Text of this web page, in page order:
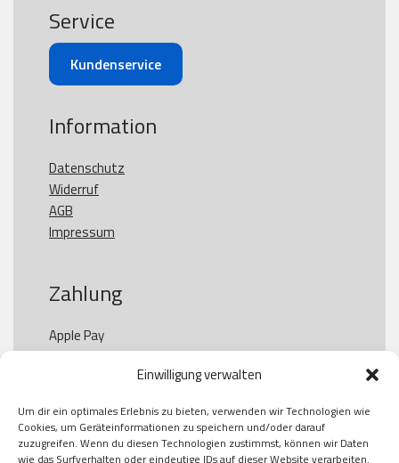
Einwilligung verwalten
Um dir ein optimales Erlebnis zu bieten, verwenden wir Technologien wie
Cookies, um Geräteinformationen zu speichern und/oder darauf
zuzugreifen. Wenn du diesen Technologien zustimmst, können wir Daten
wie das Surfverhalten oder eindeutige IDs auf dieser Website verarbeiten.
Service
Kundenservice
Information
Datenschutz
Widerruf
AGB
Impressum
Zahlung
Apple Pay
Paypal
Kauf auf Rechung
Klarna